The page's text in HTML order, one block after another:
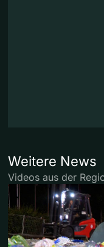
Weitere News
Videos aus der